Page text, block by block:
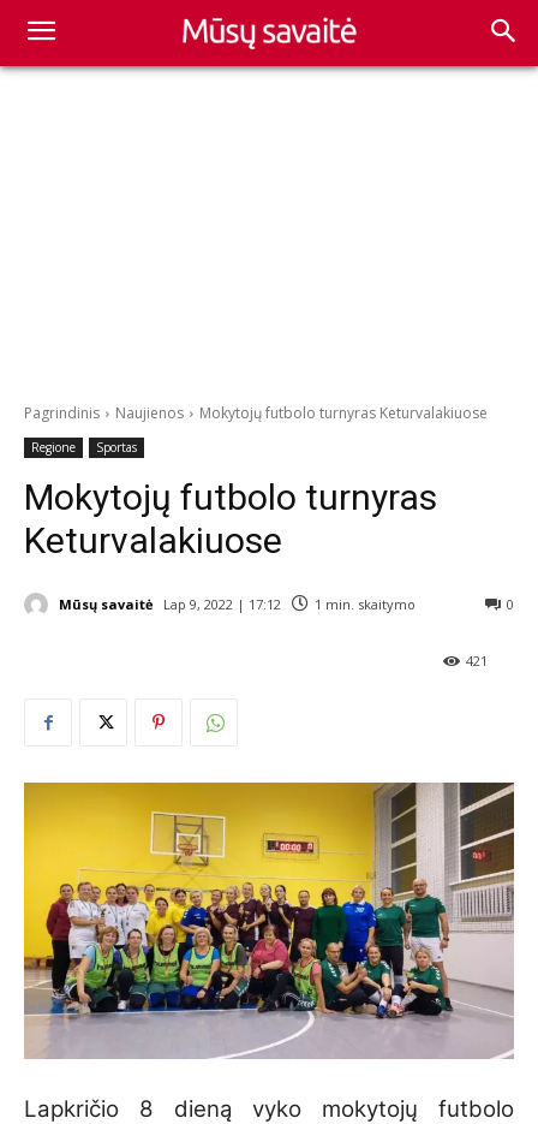
Pagrindinis Naujienos Mokytojų futbolo turnyras Keturvalakiuose
Regione Sportas
Mokytojų futbolo turnyras
Keturvalakiuose
Mūsų savaitė Lap 9, 2022 | 17:12 1 min. skaitymo 0
421
Lapkričio 8 dieną vyko mokytojų futbolo